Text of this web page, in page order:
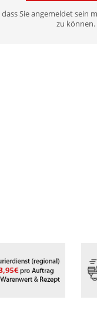
Sie angemeldet sein
zu können.